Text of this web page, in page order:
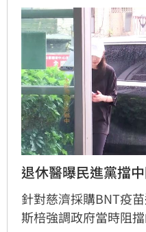
退休醫曝民進黨擋
針對慈濟採購BNT疫
斯棓強調政府當時阻